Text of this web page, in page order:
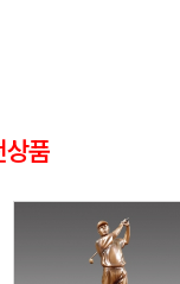
상품